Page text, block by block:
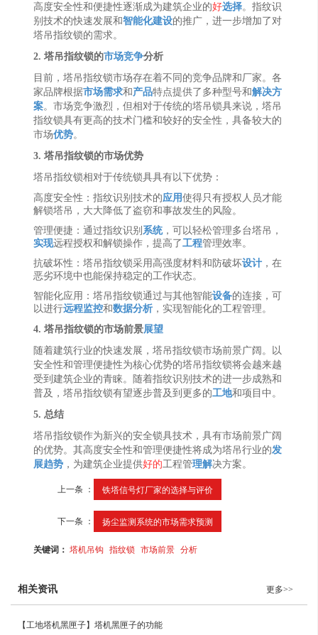
高度安全性和便捷性逐渐成为建筑企业的好选择。指纹识
别技术的快速发展和智能化建设的推广，进一步增加了对
塔吊指纹锁的需求。
2. 塔吊指纹锁的市场竞争分析
目前，塔吊指纹锁市场存在着不同的竞争品牌和厂家。各
家品牌根据市场需求和产品特点提供了多种型号和解决方
案。市场竞争激烈，但相对于传统的塔吊锁具来说，塔吊
指纹锁具有更高的技术门槛和较好的安全性，具备较大的
市场优势。
3. 塔吊指纹锁的市场优势
塔吊指纹锁相对于传统锁具具有以下优势：
高度安全性：指纹识别技术的应用使得只有授权人员才能
解锁塔吊，大大降低了盗窃和事故发生的风险。
管理便捷：通过指纹识别 系统，可以轻松管理多台塔吊，
实现远程授权和解锁操作，提高了工程管理效率。
抗破坏性：塔吊指纹锁采用高强度材料和防破坏设计 ，在
恶劣环境中也能保持稳定的工作状态。
智能化应用：塔吊指纹锁通过与其他智能设备的连接，可
以进行远程监控和数据分析 ，实现智能化的工程管理。
4. 塔吊指纹锁的市场前景展望
随着建筑行业的快速发展，塔吊指纹锁市场前景广阔。以
安全性和管理便捷性为核心优势的塔吊指纹锁将会越来越
受到建筑企业的青睐。随着指纹识别技术的进一步成熟和
普及，塔吊指纹锁有望逐步普及到更多的工地和项目中。
5. 总结
塔吊指纹锁作为新兴的安全锁具技术，具有市场前景广阔
的优势。其高度安全性和管理便捷性将成为塔吊行业的发
展趋势 ，为建筑企业提供好的工程管理解决方案。
上一条 ： 铁塔信号灯厂家的选择与评价
下一条 ： 扬尘监测系统的市场需求预测
关键词：塔机吊钩 指纹锁 市场前景 分析
相关资讯 更多>>
【工地塔机黑匣子】塔机黑匣子的功能